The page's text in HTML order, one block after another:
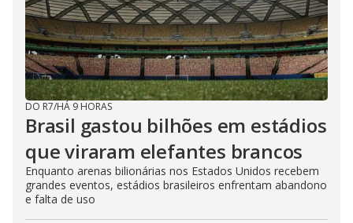
DO R7/HÁ 9 HORAS
Brasil gastou bilhões em estádios
que viraram elefantes brancos
Enquanto arenas bilionárias nos Estados Unidos recebem
grandes eventos, estádios brasileiros enfrentam abandono
e falta de uso